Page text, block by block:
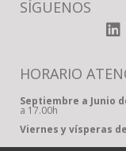
SÍGUENOS
HORARIO
Septiembre a Junio
a 17.00h
Viernes y vísperas